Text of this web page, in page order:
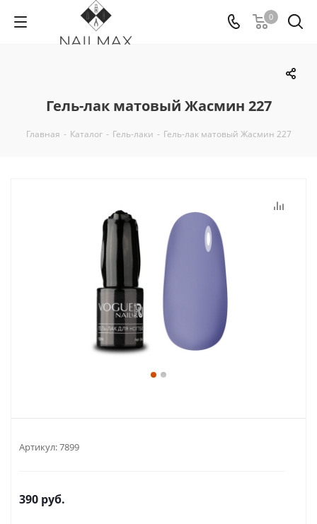
0
Гель-лак матовый Жасмин 227
Главная - Каталог - Гель-лаки - Гель-лак матовый Жасмин 227
Артикул:7899
390 руб.